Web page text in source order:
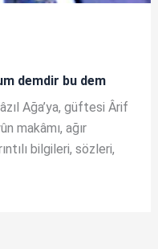
demdir bu dem
Ağa’ya, güftesi Ârif
makâmı, ağır
bilgileri, sözleri,